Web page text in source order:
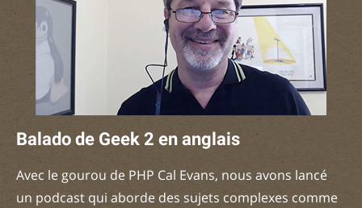
Balado de Geek 2 en anglais
Avec le gourou de PHP Cal Evans, nous avons lancé
un podcast qui aborde des sujets complexes comme